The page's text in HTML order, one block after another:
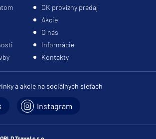
CK provízny predaj
Akcie
O nás
Informácie
Kontakty
a akcie na sociálnych sieťach
Instagram